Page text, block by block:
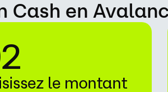
en
le montant